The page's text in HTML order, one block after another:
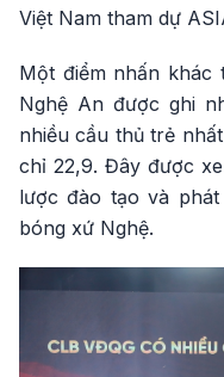
Việt Nam tham dự
Một điểm nhấn khác
Nghệ An được ghi
nhiều cầu thủ trẻ
chỉ 22,9. Đây được
lược đào tạo và
bóng xứ Nghệ.